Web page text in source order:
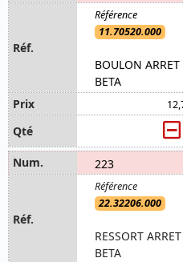
11.70520.000
BOULON
BETA
223
22.32206.000
RESSORT
BETA